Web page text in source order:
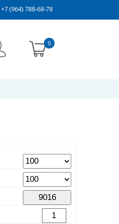
+7 (964) 788-68-78
0